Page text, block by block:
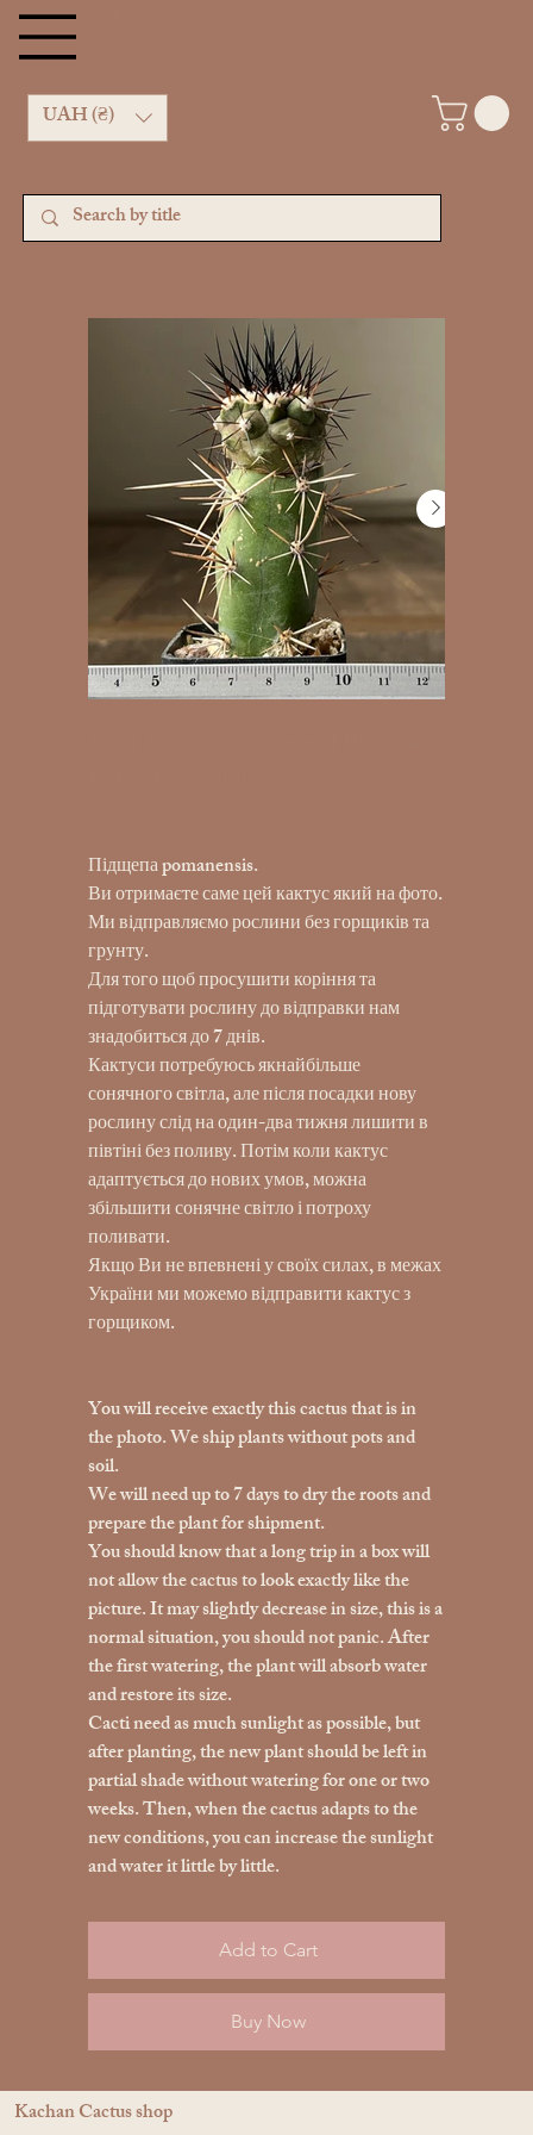
UAH (₴)
Підщепа pomanensis.
Ви отримаєте саме цей кактус який на фото.
Ми відправляємо рослини без горщиків та
грунту.
Для того щоб просушити коріння та
підготувати рослину до відправки нам
знадобиться до 7 днів.
Кактуси потребуюсь якнайбільше
сонячного світла, але після посадки нову
рослину слід на один-два тижня лишити в
півтіні без поливу. Потім коли кактус
адаптується до нових умов, можна
збільшити сонячне світло і потроху
поливати.
Якщо Ви не впевнені у своїх силах, в межах
України ми можемо відправити кактус з
горщиком.
You will receive exactly this cactus that is in
the photo. We ship plants without pots and
soil.
We will need up to 7 days to dry the roots and
prepare the plant for shipment.
You should know that a long trip in a box will
not allow the cactus to look exactly like the
picture. It may slightly decrease in size, this is a
normal situation, you should not panic. After
the first watering, the plant will absorb water
and restore its size.
Cacti need as much sunlight as possible, but
after planting, the new plant should be left in
partial shade without watering for one or two
weeks. Then, when the cactus adapts to the
new conditions, you can increase the sunlight
and water it little by little.
Add to Cart
Buy Now
Kachan Cactus shop